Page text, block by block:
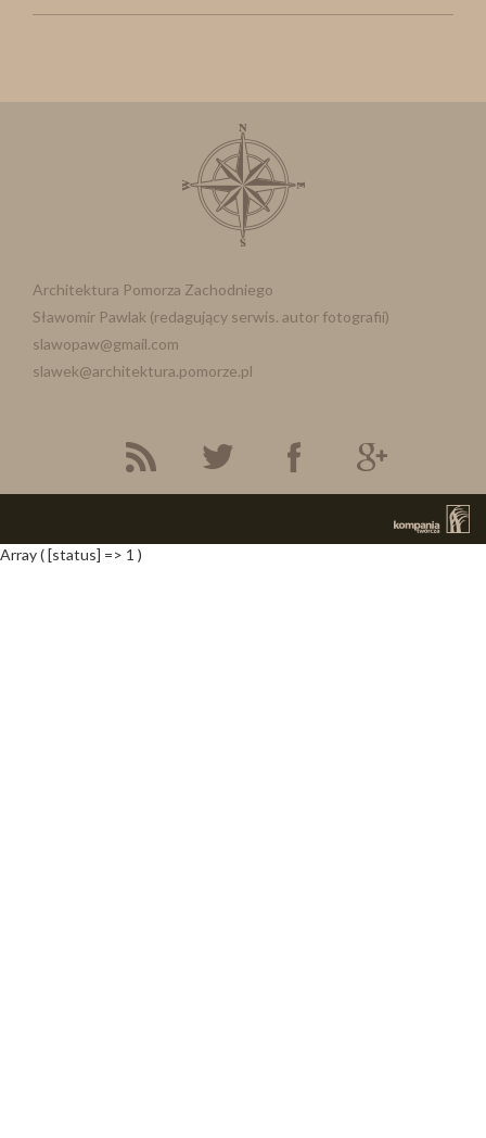
Architektura Pomorza Zachodniego
Sławomir Pawlak (redagujący serwis. autor fotografii)
slawopaw@gmail.com
slawek@architektura.pomorze.pl
Array ( [status] => 1 )